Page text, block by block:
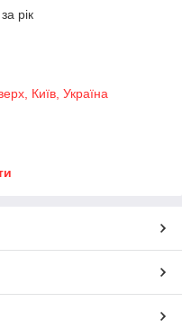
рік
Київ, Україна